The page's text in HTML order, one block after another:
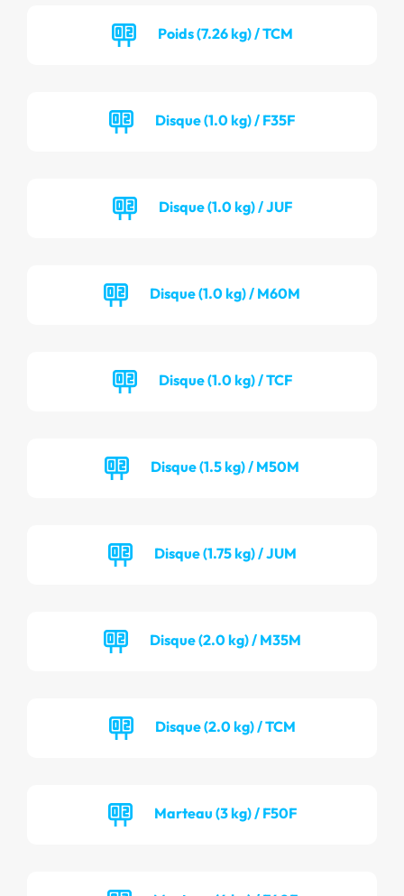
Poids (7.26 kg) / TCM
Disque (1.0 kg) / F35F
Disque (1.0 kg) / JUF
Disque (1.0 kg) / M60M
Disque (1.0 kg) / TCF
Disque (1.5 kg) / M50M
Disque (1.75 kg) / JUM
Disque (2.0 kg) / M35M
Disque (2.0 kg) / TCM
Marteau (3 kg) / F50F